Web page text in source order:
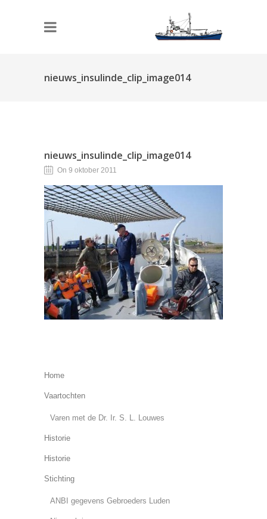
nieuws_insulinde_clip_image014
nieuws_insulinde_clip_image014
On 9 oktober 2011
Home
Vaartochten
Varen met de Dr. Ir. S. L. Louwes
Historie
Historie
Stichting
ANBI gegevens Gebroeders Luden